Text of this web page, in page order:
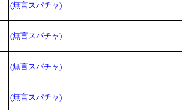
(無言スパチャ)
(無言スパチャ)
(無言スパチャ)
(無言スパチャ)